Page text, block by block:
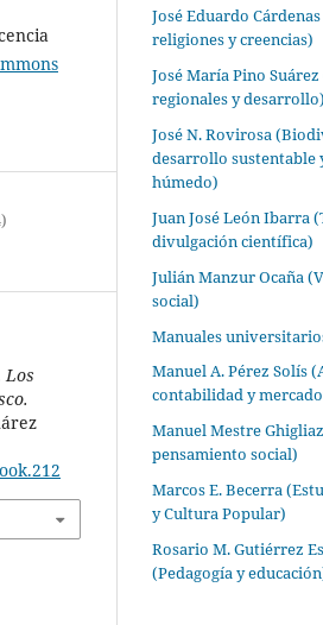
Los
José Eduardo
religiones y creencias)
José María Pino
regionales y desarrollo)
José N. Rovirosa
desarrollo sustentable
húmedo)
Juan José León Ibarra
divulgación científica)
Julián Manzur Ocaña
social)
Manuales
Manuel A. Pérez Solís
contabilidad y
Manuel Mestre
pensamiento social)
Marcos E. Becerra
y Cultura Popular)
Rosario M. Gutiérrez
(Pedagogía y